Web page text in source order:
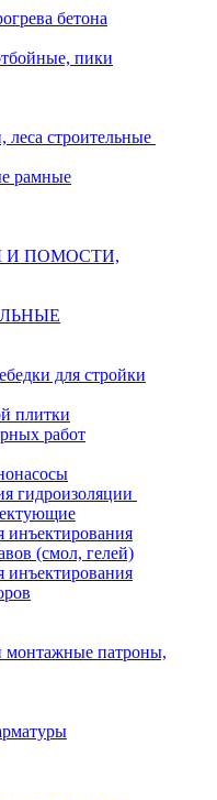
бетона
пики
строительные
рамные
И ПОМОСТИ,
для стройки
плитки
работ
гидроизоляции
инъектирования
(смол, гелей)
инъектирования
патроны,